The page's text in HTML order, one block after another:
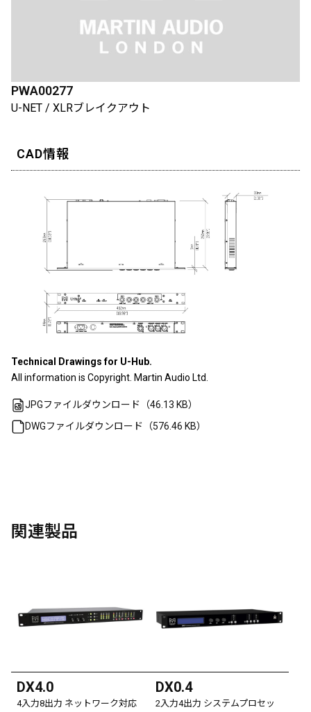
PWA00277
U-NET / XLRブレイクアウト
CAD情報
Technical Drawings for U-Hub.
All information is Copyright. Martin Audio Ltd.
JPGファイルダウンロード（46.13 KB）
DWGファイルダウンロード（576.46 KB）
関連製品
DX4.0
4入力8出力 ネットワーク対応
DX0.4
2入力4出力 システムプロセッ